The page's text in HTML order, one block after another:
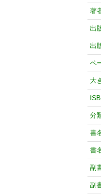
著
出
出
ペ
大
分
書
書
副
副